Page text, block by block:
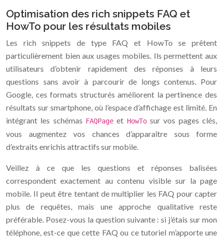
Optimisation des rich snippets FAQ et
HowTo pour les résultats mobiles
Les rich snippets de type FAQ et HowTo se prêtent
particulièrement bien aux usages mobiles. Ils permettent aux
utilisateurs d’obtenir rapidement des réponses à leurs
questions sans avoir à parcourir de longs contenus. Pour
Google, ces formats structurés améliorent la pertinence des
résultats sur smartphone, où l’espace d’affichage est limité. En
intégrant les schémas FAQPage et HowTosur vos pages clés,
vous augmentez vos chances d’apparaître sous forme
d’extraits enrichis attractifs sur mobile.
Veillez à ce que les questions et réponses balisées
correspondent exactement au contenu visible sur la page
mobile. Il peut être tentant de multiplier les FAQ pour capter
plus de requêtes, mais une approche qualitative reste
préférable. Posez-vous la question suivante : si j’étais sur mon
téléphone, est-ce que cette FAQ ou ce tutoriel m’apporte une